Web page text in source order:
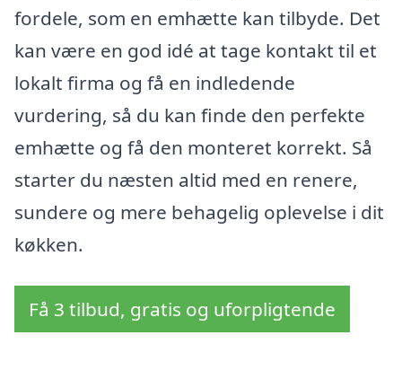
fordele, som en emhætte kan tilbyde. Det
kan være en god idé at tage kontakt til et
lokalt firma og få en indledende
vurdering, så du kan finde den perfekte
emhætte og få den monteret korrekt. Så
starter du næsten altid med en renere,
sundere og mere behagelig oplevelse i dit
køkken.
Få 3 tilbud, gratis og uforpligtende